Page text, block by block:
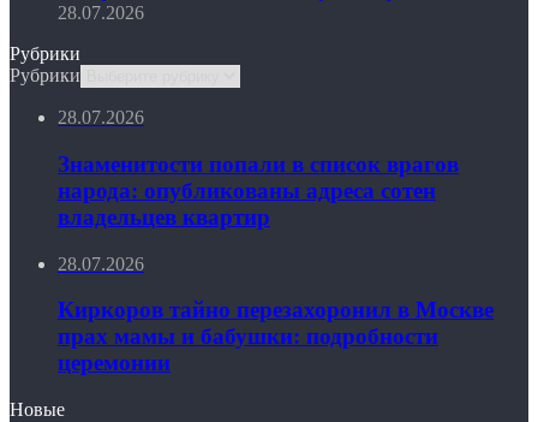
28.07.2026
Рубрики
Рубрики
28.07.2026
Знаменитости попали в список врагов
народа: опубликованы адреса сотен
владельцев квартир
28.07.2026
Киркоров тайно перезахоронил в Москве
прах мамы и бабушки: подробности
церемонии
Новые